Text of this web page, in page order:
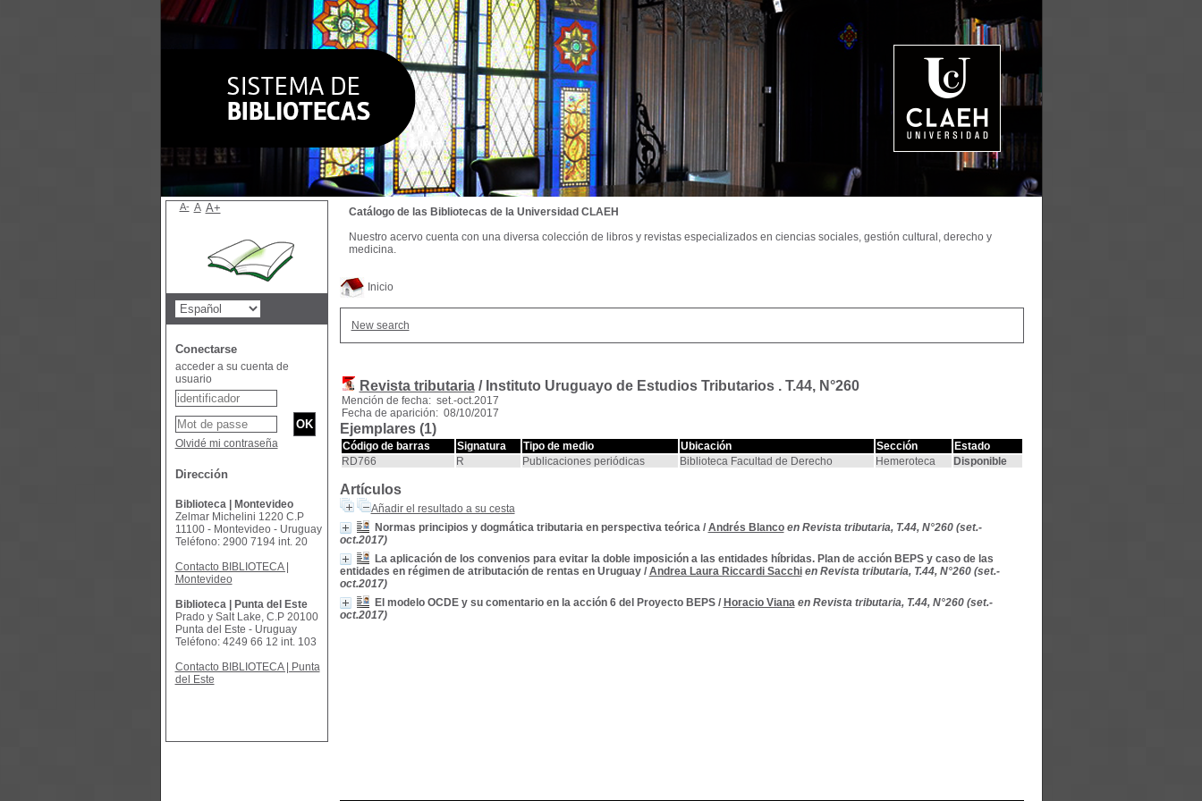
Inicio
New search
Revista tributaria/ Instituto Uruguayo de Estudios Tributarios . T.44, N°260
Mención de fecha: set.-oct.2017
Fecha de aparición: 08/10/2017
Ejemplares (1)
Código de barras Signatura Tipo de medio Ubicación Sección
Estado
RD766
R Publicaciones periódicas Biblioteca Facultad de Derecho Hemeroteca Disponible
Artículos
Añadir el resultado a su cesta
Normas principios y dogmática tributaria en perspectiva teórica/ Andrés Blanco en Revista tributaria, T.44, N°260 (set.-
oct.2017)
La aplicación de los convenios para evitar la doble imposición a las entidades híbridas. Plan de acción BEPS y caso de las
entidades en régimen de atributación de rentas en Uruguay/ Andrea Laura Riccardi Sacchi en Revista tributaria, T.44, N°260 (set.-
oct.2017)
El modelo OCDE y su comentario en la acción 6 del Proyecto BEPS/ Horacio Viana en Revista tributaria, T.44, N°260 (set.-
oct.2017)
Catálogo de las Bibliotecas de la Universidad CLAEH
Nuestro acervo cuenta con una diversa colección de libros y revistas especializados en ciencias sociales, gestión cultural, derecho y
medicina.
A- A A+
Conectarse
acceder a su cuenta de
usuario
Olvidé mi contraseña
Dirección
Biblioteca | Montevideo
Zelmar Michelini 1220 C.P
11100 - Montevideo - Uruguay
Teléfono: 2900 7194 int. 20
Contacto BIBLIOTECA |
Montevideo
Biblioteca | Punta del Este
Prado y Salt Lake, C.P 20100
Punta del Este - Uruguay
Teléfono: 4249 66 12 int. 103
Contacto BIBLIOTECA | Punta
del Este